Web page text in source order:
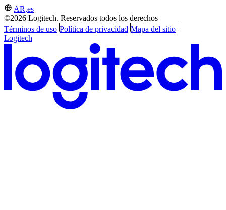
AR,es
©2026 Logitech. Reservados todos los derechos
Términos de uso Política de privacidad Mapa del sitio
Logitech